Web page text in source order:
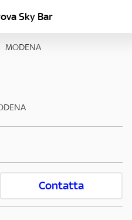
Sky Bar
MODENA
Contatta